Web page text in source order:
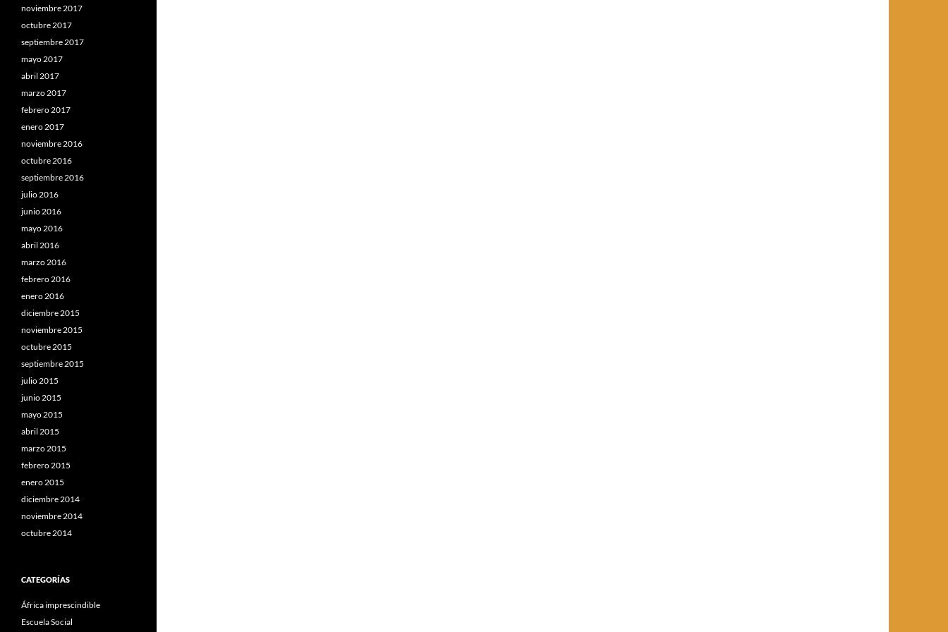
noviembre 2017
octubre 2017
septiembre 2017
mayo 2017
abril 2017
marzo 2017
febrero 2017
enero 2017
noviembre 2016
octubre 2016
septiembre 2016
julio 2016
junio 2016
mayo 2016
abril 2016
marzo 2016
febrero 2016
enero 2016
diciembre 2015
noviembre 2015
octubre 2015
septiembre 2015
julio 2015
junio 2015
mayo 2015
abril 2015
marzo 2015
febrero 2015
enero 2015
diciembre 2014
noviembre 2014
octubre 2014
CATEGORÍAS
África imprescindible
Escuela Social